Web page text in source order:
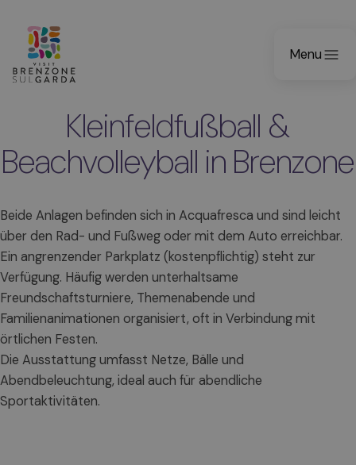
Menu
Kleinfeldfußball &
Beachvolleyball in Brenzone
Beide Anlagen befinden sich in Acquafresca und sind leicht
über den Rad- und Fußweg oder mit dem Auto erreichbar.
Ein angrenzender Parkplatz (kostenpflichtig) steht zur
Verfügung. Häufig werden unterhaltsame
Freundschaftsturniere, Themenabende und
Familienanimationen organisiert, oft in Verbindung mit
örtlichen Festen.
Die Ausstattung umfasst Netze, Bälle und
Abendbeleuchtung, ideal auch für abendliche
Sportaktivitäten.